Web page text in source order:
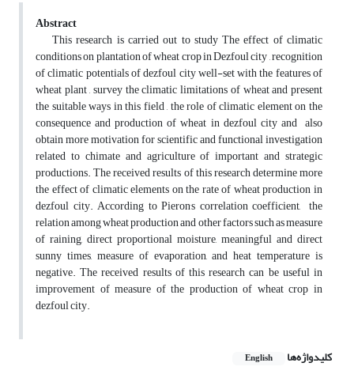
Abstract
This research is carried out to study The effect of climatic
conditions on plantation of wheat crop in Dezfoul city , recognition
of climatic potentials of dezfoul city well-set with the features of
wheat plant , survey the climatic limitations of wheat and present
the suitable ways in this field , the role of climatic element on the
consequence and production of wheat in dezfoul city and also
obtain more motivation for scientific and functional investigation
related to chimate and agriculture of important and strategic
productions. The received results of this research determine more
the effect of climatic elements on the rate of wheat production in
dezfoul city. According to Pieron,s correlation coefficient, the
relation among wheat production and other factors such as measure
of raining, direct proportional moisture, meaningful and direct
sunny times, measure of evaporation, and heat temperature is
negative. The received results of this research can be useful in
improvement of measure of the production of wheat crop in
dezfoul city.
کلیدواژه‌ها English